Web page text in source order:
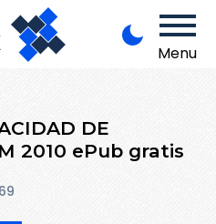
Menu
DE
2010 ePub gratis